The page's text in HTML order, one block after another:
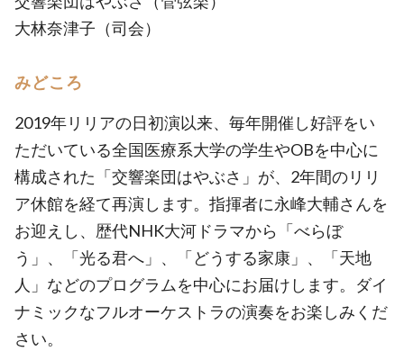
大林奈津子（司会）
みどころ
2019年リリアの日初演以来、毎年開催し好評をい
ただいている全国医療系大学の学生やOBを中心に
構成された「交響楽団はやぶさ」が、2年間のリリ
ア休館を経て再演します。指揮者に永峰大輔さんを
お迎えし、歴代NHK大河ドラマから「べらぼ
う」、「光る君へ」、「どうする家康」、「天地
人」などのプログラムを中心にお届けします。ダイ
ナミックなフルオーケストラの演奏をお楽しみくだ
さい。